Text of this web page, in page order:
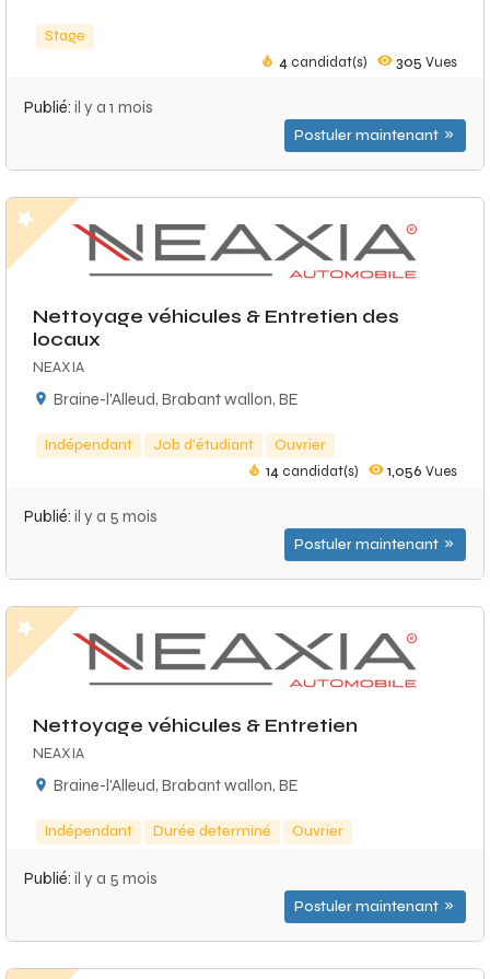
Stage
4 candidat(s) 305 Vues
Publié: il y a 1 mois
Postuler maintenant
Nettoyage véhicules & Entretien des
locaux
NEAXIA
Braine-l'Alleud, Brabant wallon, BE
Indépendant Job d'étudiant
Ouvrier
14 candidat(s) 1,056 Vues
Publié: il y a 5 mois
Postuler maintenant
Nettoyage véhicules & Entretien
NEAXIA
Braine-l'Alleud, Brabant wallon, BE
Indépendant Durée determiné Ouvrier
Publié: il y a 5 mois
Postuler maintenant